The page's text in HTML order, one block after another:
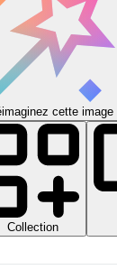
cette image
Collection